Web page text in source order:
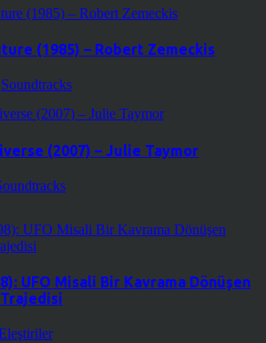
(1985) – Robert Zemeckis
Soundtracks
(2007) – Julie Taymor
UFO Misali Bir Kavrama Dönüşen